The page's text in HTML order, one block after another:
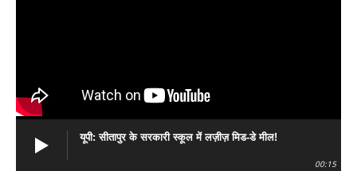
AIN NEWS 1
यूपी: सीतापुर के सरकारी स्कूल में लज़ीज़ मिड-डे मील!
00:15